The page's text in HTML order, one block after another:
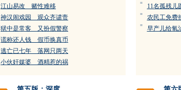
江山易改 赌性难移
神汉闹戏园 观众齐谴责
狱中是常客 又扮假警察
谎称还人钱 假币换真币
逃亡已七年 落网只两天
小伙奸媒婆 酒精惹的祸
= 11名孤残儿
= 农民工免费
= 早产儿给氧